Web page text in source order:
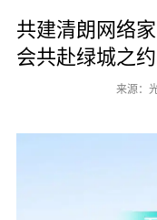
共建清朗网络
会共赴绿城之约
来源：